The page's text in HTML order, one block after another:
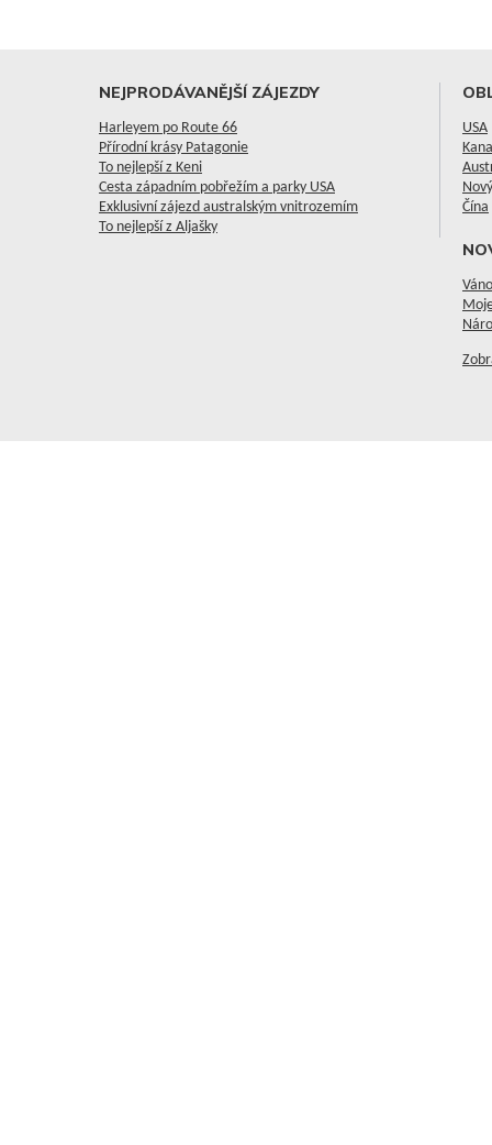
NEJPRODÁVANĚJŠÍ ZÁJEZDY
Harleyem po Route 66
Přírodní krásy Patagonie
To nejlepší z Keni
Cesta západním pobřežím a parky USA
Exklusivní zájezd australským vnitrozemím
To nejlepší z Aljašky
USA
Čína